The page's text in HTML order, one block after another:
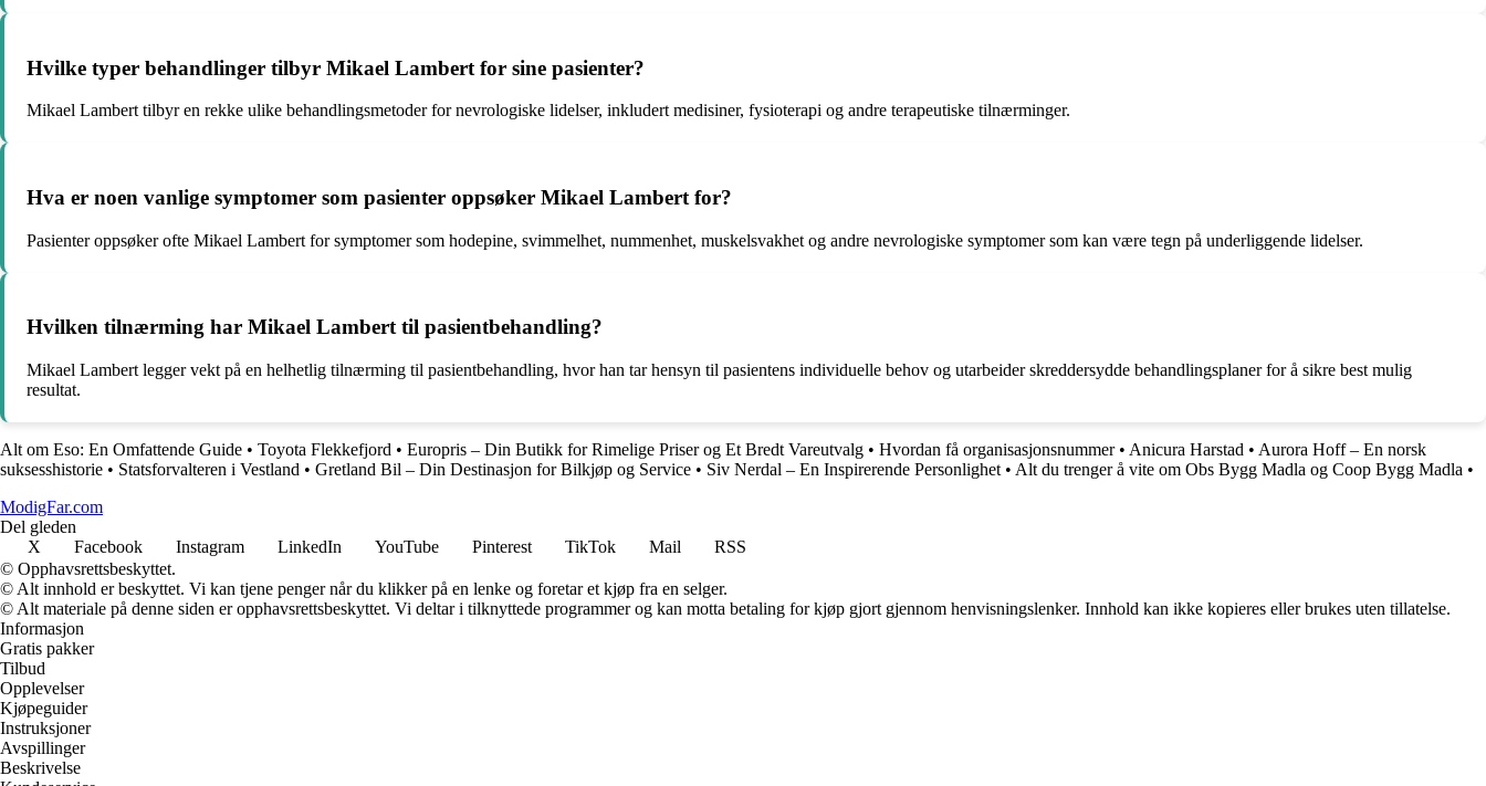
Hvilke typer behandlinger tilbyr Mikael Lambert for sine pasienter?
Mikael Lambert tilbyr en rekke ulike behandlingsmetoder for nevrologiske lidelser, inkludert medisiner, fysioterapi og andre terapeutiske tilnærminger.
Hva er noen vanlige symptomer som pasienter oppsøker Mikael Lambert for?
Pasienter oppsøker ofte Mikael Lambert for symptomer som hodepine, svimmelhet, nummenhet, muskelsvakhet og andre nevrologiske symptomer som kan være tegn på underliggende lidelser.
Hvilken tilnærming har Mikael Lambert til pasientbehandling?
Mikael Lambert legger vekt på en helhetlig tilnærming til pasientbehandling, hvor han tar hensyn til pasientens individuelle behov og utarbeider skreddersydde behandlingsplaner for å sikre best mulig
resultat.
Alt om Eso: En Omfattende Guide • Toyota Flekkefjord • Europris – Din Butikk for Rimelige Priser og Et Bredt Vareutvalg • Hvordan få organisasjonsnummer• Anicura Harstad • Aurora Hoff – En norsk
suksesshistorie • Statsforvalteren i Vestland • Gretland Bil – Din Destinasjon for Bilkjøp og Service • Siv Nerdal – En Inspirerende Personlighet • Alt du trenger å vite om Obs Bygg Madla og Coop Bygg Madla •
ModigFar.com
Del gleden
X
Facebook Instagram LinkedIn YouTube Pinterest TikTok Mail
RSS
© Opphavsrettsbeskyttet.
© Alt innhold er beskyttet. Vi kan tjene penger når du klikker på en lenke og foretar et kjøp fra en selger.
© Alt materiale på denne siden er opphavsrettsbeskyttet. Vi deltar i tilknyttede programmer og kan motta betaling for kjøp gjort gjennom henvisningslenker. Innhold kan ikke kopieres eller brukes uten tillatelse.
Informasjon
Gratis pakker
Tilbud
Opplevelser
Kjøpeguider
Instruksjoner
Avspillinger
Beskrivelse